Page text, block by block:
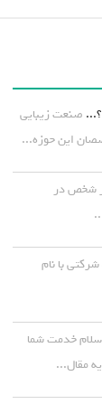
صنعت زیبایی
این حوزه...
شخص در
با نام
سلام خدمت شما
مقال...